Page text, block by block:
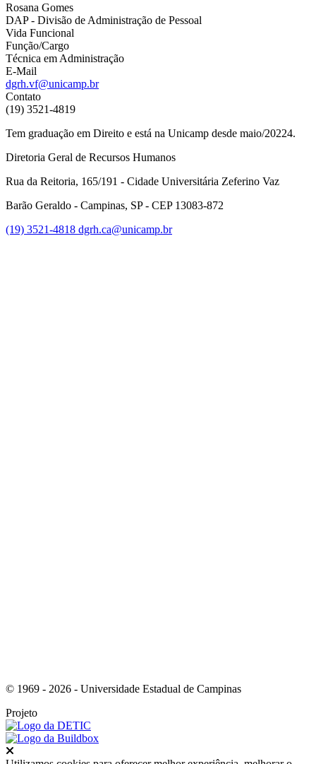
Rosana Gomes
DAP - Divisão de Administração de Pessoal
Vida Funcional
Função/Cargo
Técnica em Administração
E-Mail
dgrh.vf@unicamp.br
Contato
(19) 3521-4819
Tem graduação em Direito e está na Unicamp desde maio/20224.
Diretoria Geral de Recursos Humanos
Rua da Reitoria, 165/191 - Cidade Universitária Zeferino Vaz
Barão Geraldo - Campinas, SP - CEP 13083-872
(19) 3521-4818 dgrh.ca@unicamp.br
© 1969 - 2026 - Universidade Estadual de Campinas
Projeto